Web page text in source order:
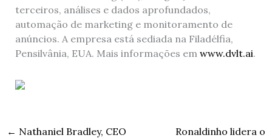
terceiros, análises e dados aprofundados,
automação de marketing e monitoramento de
anúncios. A empresa está sediada na Filadélfia,
Pensilvânia, EUA. Mais informações em www.dvlt.ai.
← Nathaniel Bradley, CEO
Ronaldinho lidera o